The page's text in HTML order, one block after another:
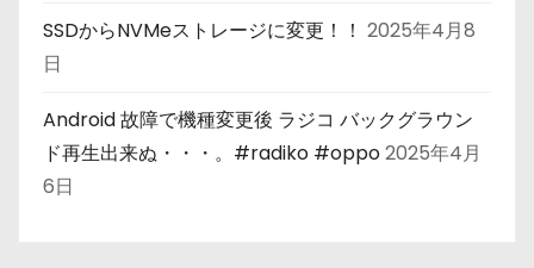
SSDからNVMeストレージに変更！！ 2025年4月8
日
Android 故障で機種変更後 ラジコ バックグラウン
ド再生出来ぬ・・・。#radiko #oppo2025年4月
6日